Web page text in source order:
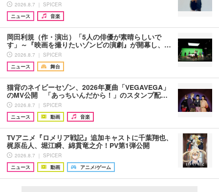
2026.8.7 ｜ SPICER
ニュース
音楽
岡田利規（作・演出）「5人の俳優が素晴らしいで
す」～『映画を撮りたいゾンビの演劇』が開幕し、…
2026.8.7 ｜ SPICER
ニュース
舞台
猫背のネイビーセゾン、2026年夏曲「VEGAVEGA」
のMV公開 「あっちいんだから！」のスタンプ配…
2026.8.7 ｜ SPICER
ニュース
動画 音楽
TVアニメ『ロメリア戦記』追加キャストに千葉翔也、
梶原岳人、堀江瞬、綿貫竜之介！PV第1弾公開
2026.8.7 ｜ SPICER
ニュース
動画 アニメ/ゲーム